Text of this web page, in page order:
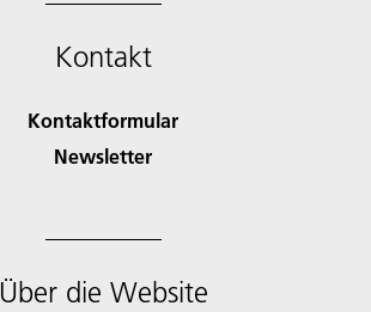
Kontakt
Kontaktformular
Newsletter
Über die Website